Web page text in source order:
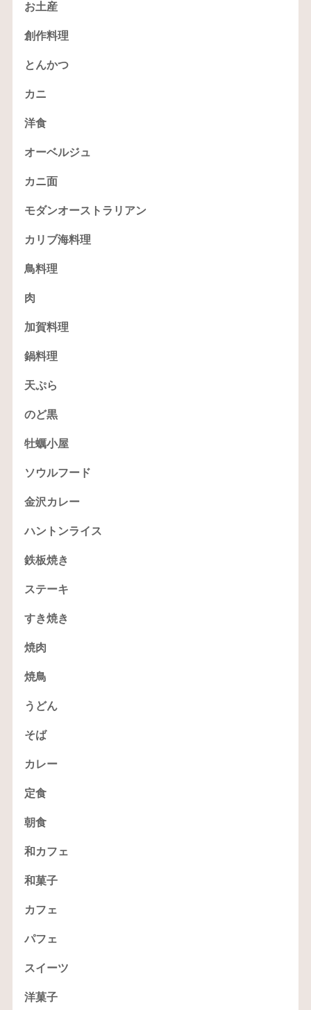
お土産
創作料理
とんかつ
カニ
洋食
オーベルジュ
カニ面
モダンオーストラリアン
カリブ海料理
鳥料理
肉
加賀料理
鍋料理
天ぷら
のど黒
牡蠣小屋
ソウルフード
金沢カレー
ハントンライス
鉄板焼き
ステーキ
すき焼き
焼肉
焼鳥
うどん
そば
カレー
定食
朝食
和カフェ
和菓子
カフェ
パフェ
スイーツ
洋菓子